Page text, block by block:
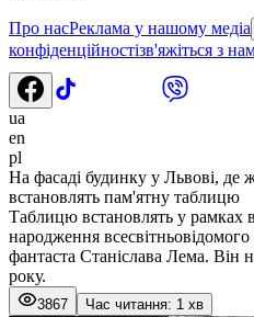
Про насРеклама у нашому медіа
конфіденційностізв'яжіться з
ua
en
pl
На фасаді будинку у Львові, де
встановлять пам'ятну таблицю
Таблицю встановлять у рамках
народження
фантаста Станіслава Лема. Він
року.
3867 Час читання: 1 хв